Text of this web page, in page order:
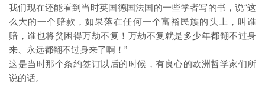
我们现在还能看到当时英国德国法国的一些学者写的书，说“这
么大的一个赔款，如果落在任何一个富裕民族的头上，叫谁
赔，谁也将贫困得万劫不复！万劫不复就是多少年都翻不过身
来、永远都翻不过身来了啊！”
这是当时那个条约签订以后的时候，有良心的欧洲哲学家们所
说的话。